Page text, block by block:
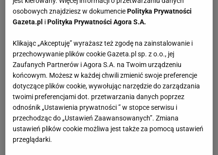
osobowych znajdziesz w dokumenciePolityka Prywatności
Gazeta.pl iPolityka Prywatności Agora S.A.
Klikając „Akceptuję” wyrażasz też zgodę na zainstalowanie i
przechowywanie plików cookie Gazeta.pl sp. z o.o., jej
Zaufanych Partnerów i Agora S.A. na Twoim urządzeniu
końcowym. Możesz w każdej chwili zmienić swoje preferencje
dotyczące plików cookie, wywołując narzędzie do zarządzania
twoimi preferencjami dot. przetwarzania danych poprzez
odnośnik „Ustawienia prywatności ” w stopce serwisu i
przechodząc do „Ustawień Zaawansowanych”. Zmiana
ustawień plików cookie możliwa jest także za pomocą ustawień
przeglądarki.